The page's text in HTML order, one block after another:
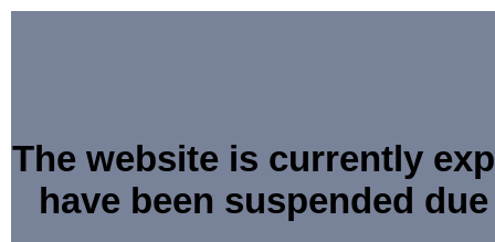
The website is currently
have been suspended